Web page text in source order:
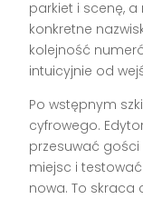
parkiet i scenę,
konkretne
kolejność
intuicyjnie od
Po wstępnym
cyfrowego.
przesuwać gości
miejsc i
nowa. To skraca